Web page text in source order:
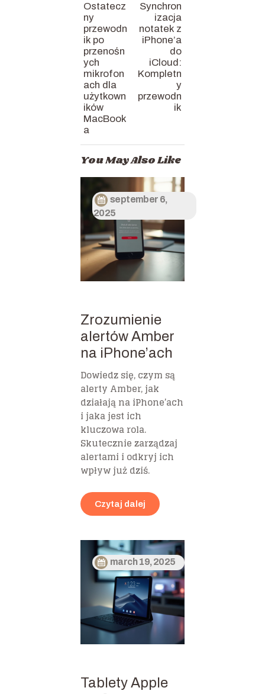
Ostatecz
ny
przewodn
ik po
przenośn
ych
mikrofon
ach dla
użytkown
ików
MacBook
a
Synchron
izacja
notatek z
iPhone’a
do
iCloud:
Kompletn
y
przewodn
ik
You May Also Like
september 6,
2025
Zrozumienie
alertów Amber
na iPhone’ach
Dowiedz się, czym są
alerty Amber, jak
działają na iPhone’ach
i jaka jest ich
kluczowa rola.
Skutecznie zarządzaj
alertami i odkryj ich
wpływ już dziś.
Czytaj dalej
march 19, 2025
Tablety Apple